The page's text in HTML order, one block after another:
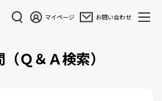
マイページ お問い合わせ
Ｑ＆Ａ検索）